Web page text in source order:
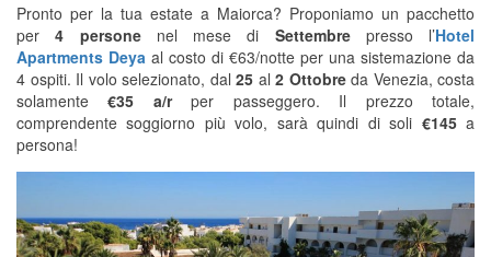
Pronto per la tua estate a Maiorca? Proponiamo un pacchetto
per4 personenel mese di Settembrepresso l’Hotel
Apartments Deya al costo di €63/notte per una sistemazione da
4 ospiti. Il volo selezionato, dal 25 al 2 Ottobreda Venezia, costa
solamente€35 a/rper passeggero. Il prezzo totale,
comprendente soggiorno più volo, sarà quindi di soli €145a
persona!